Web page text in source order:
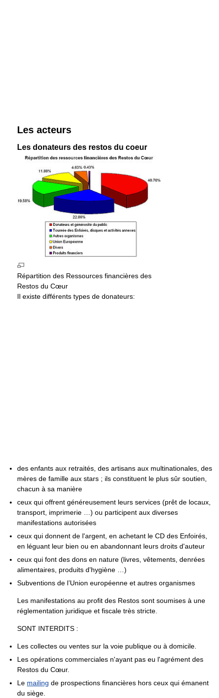
Les acteurs
Les donateurs des restos du coeur
Répartition des Ressources financières des
Restos du Cœur
Il existe différents types de donateurs:
des enfants aux retraités, des artisans aux multinationales, des
mères de famille aux stars ; ils constituent le plus sûr soutien,
chacun à sa manière
ceux qui offrent généreusement leurs services (prêt de locaux,
transport, imprimerie …) ou participent aux diverses
manifestations autorisées
ceux qui donnent de l'argent, en achetant le CD des Enfoirés,
en léguant leur bien ou en abandonnant leurs droits d'auteur
ceux qui font des dons en nature (livres, vêtements, denrées
alimentaires, produits d'hygiène …)
Subventions de l’Union européenne et autres organismes
Les manifestations au profit des Restos sont soumises à une
réglementation juridique et fiscale très stricte.
SONT INTERDITS :
Les collectes ou ventes sur la voie publique ou à domicile.
Les opérations commerciales n'ayant pas eu l'agrément des
Restos du Cœur.
Le mailing de prospections financières hors ceux qui émanent
du siège.